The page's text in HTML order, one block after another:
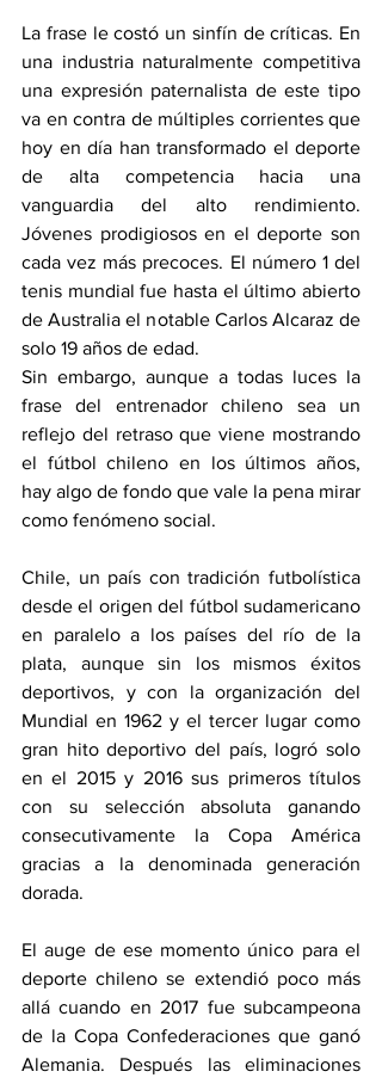
La frase le costó un sinfín de críticas. En
una industria naturalmente competitiva
una expresión paternalista de este tipo
va en contra de múltiples corrientes que
hoy en día han transformado el deporte
de alta competencia hacia una
vanguardia del alto rendimiento.
Jóvenes prodigiosos en el deporte son
cada vez más precoces. El número 1 del
tenis mundial fue hasta el último abierto
de Australia el notable Carlos Alcaraz de
solo 19 años de edad.
Sin embargo, aunque a todas luces la
frase del entrenador chileno sea un
reflejo del retraso que viene mostrando
el fútbol chileno en los últimos años,
hay algo de fondo que vale la pena mirar
como fenómeno social.
Chile, un país con tradición futbolística
desde el origen del fútbol sudamericano
en paralelo a los países del río de la
plata, aunque sin los mismos éxitos
deportivos, y con la organización del
Mundial en 1962 y el tercer lugar como
gran hito deportivo del país, logró solo
en el 2015 y 2016 sus primeros títulos
con su selección absoluta ganando
consecutivamente la Copa América
gracias a la denominada generación
dorada.
El auge de ese momento único para el
deporte chileno se extendió poco más
allá cuando en 2017 fue subcampeona
de la Copa Confederaciones que ganó
Alemania. Después las eliminaciones